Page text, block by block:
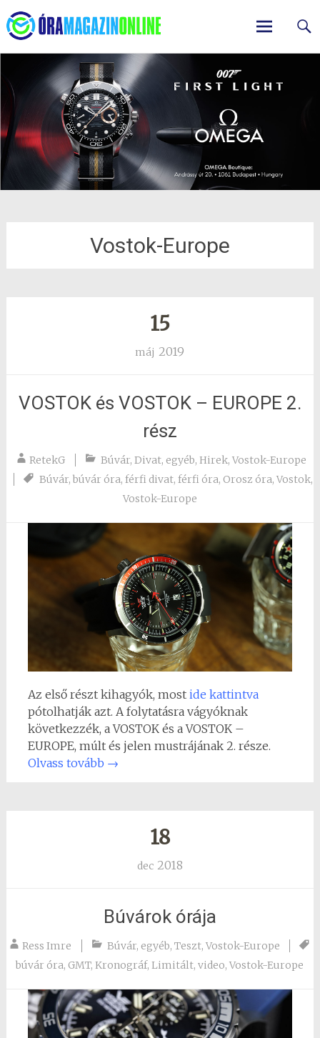
ÓraMagazinOnline
Skip
content
Vostok-Europe
15
máj 2019
VOSTOK és VOSTOK – EUROPE 2.
rész
RetekG Búvár, Divat, egyéb, Hirek, Vostok-Europe
Búvár,búvár óra,férfi divat,férfi óra, Orosz óra,Vostok,
Vostok-Europe
Az első részt kihagyók, most ide kattintva
pótolhatják azt. A folytatásra vágyóknak
következzék, a VOSTOK és a VOSTOK –
EUROPE, múlt és jelen mustrájának 2. része.
Olvass tovább →
18
dec 2018
Búvárok órája
Ress Imre Búvár, egyéb,Teszt,Vostok-Europe
búvár óra, GMT,Kronográf,Limitált,video,Vostok-Europe